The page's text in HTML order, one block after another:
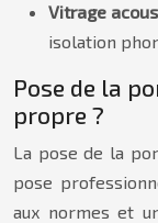
Vitrage
isolation
Pose de la
propre ?
La pose de la
pose
aux normes et